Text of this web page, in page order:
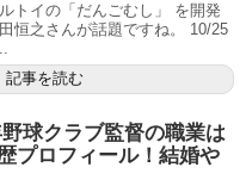
トイの「だんごむし」 を開発
恒之さんが話題ですね。 10/25
記事を読む
球クラブ監督の職業は
プロフィール！結婚や